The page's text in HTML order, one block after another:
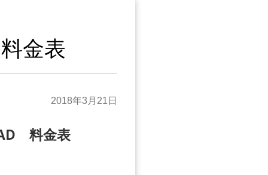
金表
2018年3月21日
料金表